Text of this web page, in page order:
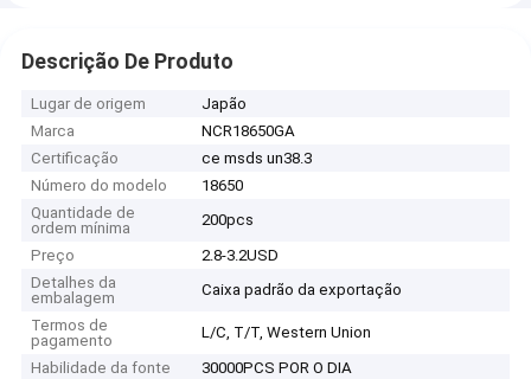
Descrição De Produto
Lugar de origem
Japão
Marca
NCR18650GA
Certificação
ce msds un38.3
Número do modelo
18650
Quantidade de
ordem mínima
200pcs
Preço
2.8-3.2USD
Detalhes da
embalagem
Caixa padrão da exportação
Termos de
pagamento
L/C, T/T, Western Union
Habilidade da fonte
30000PCS POR O DIA